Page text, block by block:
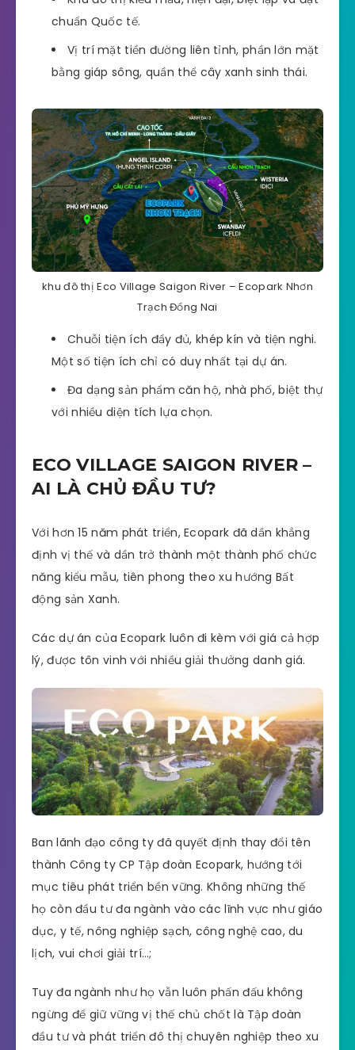
chuẩn Quốc tế.
Vị trí mặt tiền đường liên tỉnh, phần lớn mặt
bằng giáp sông, quần thể cây xanh sinh thái.
khu đô thị Eco Village Saigon River – Ecopark Nhơn
Trạch Đồng Nai
Chuỗi tiện ích đầy đủ, khép kín và tiện nghi.
Một số tiện ích chỉ có duy nhất tại dự án.
Đa dạng sản phẩm căn hộ, nhà phố, biệt thự
với nhiều diện tích lựa chọn.
ECO VILLAGE SAIGON RIVER –
AI LÀ CHỦ ĐẦU TƯ?
Với hơn 15 năm phát triển, Ecopark đã dần khẳng
định vị thế và dần trở thành một thành phố chức
năng kiểu mẫu, tiên phong theo xu hướng Bất
động sản Xanh.
Các dự án của Ecopark luôn đi kèm với giá cả hợp
lý, được tôn vinh với nhiều giải thưởng danh giá.
Ban lãnh đạo công ty đã quyết định thay đổi tên
thành Công ty CP Tập đoàn Ecopark, hướng tới
mục tiêu phát triển bền vững. Không những thế
họ còn đầu tư đa ngành vào các lĩnh vực như giáo
dục, y tế, nông nghiệp sạch, công nghệ cao, du
lịch, vui chơi giải trí…;
Tuy đa ngành như họ vẫn luôn phấn đấu không
ngừng để giữ vững vị thế chủ chốt là Tập đoàn
đầu tư và phát triển đô thị chuyên nghiệp theo xu